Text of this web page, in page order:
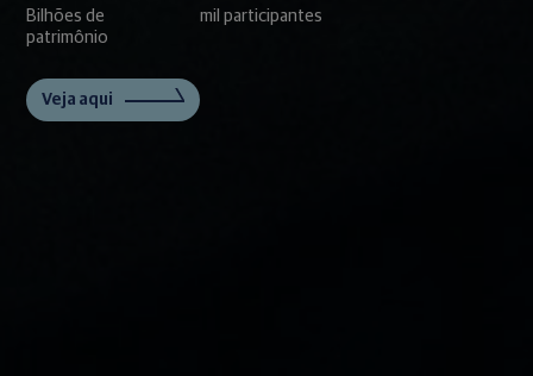
Bilhões de
patrimônio
mil participantes
Veja aqui